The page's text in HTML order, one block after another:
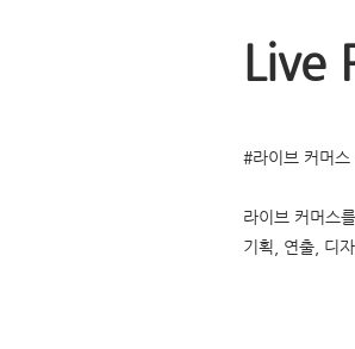
Live
#라이브 커머
라이브 커머스
기획, 연출, 디